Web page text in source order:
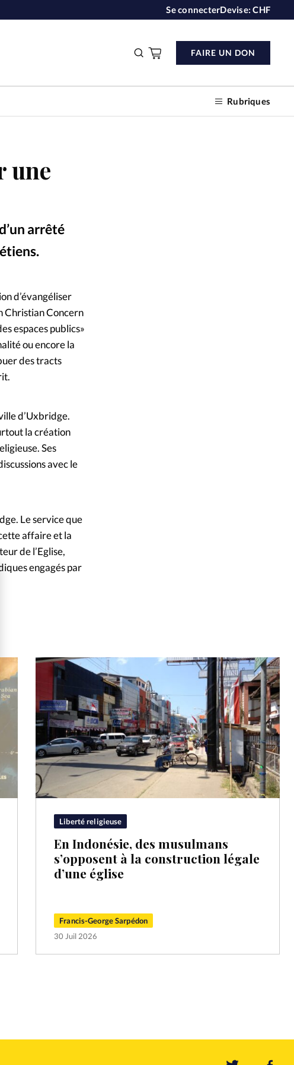
Se connecterDevise:CHF
Rubriques
FAIRE UN DON
un don
d'adresse
contacter
une
arrêté
d’évangéliser
Christian Concern
espaces publics»
ou encore la
des tracts
d’Uxbridge.
la création
Ses
avec le
Le service que
affaire et la
de l’Eglise,
engagés par
Liberté religieuse
En Indonésie, des musulmans
s’opposent à la construction légale
d’une église
Francis-George Sarpédon
30 Juil 2026